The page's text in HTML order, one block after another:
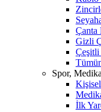
Gizli
Çeşitli
Spor,
İlk